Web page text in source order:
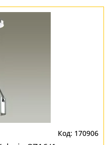
170906